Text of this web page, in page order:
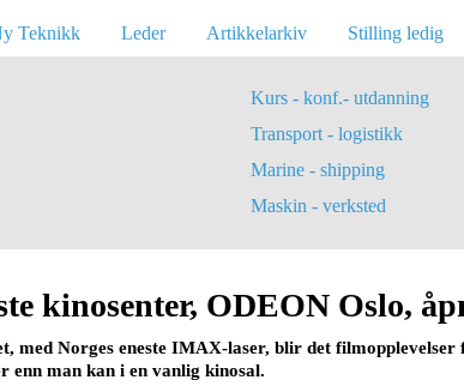
Teknikk Leder Artikkelarkiv Stilling ledig
Kurs - konf.- utdanning
Transport - logistikk
Marine - shipping
Maskin - verksted
kinosenter, ODEON Oslo,
med Norges eneste IMAX-laser, blir det
enn man kan i en vanlig kinosal.